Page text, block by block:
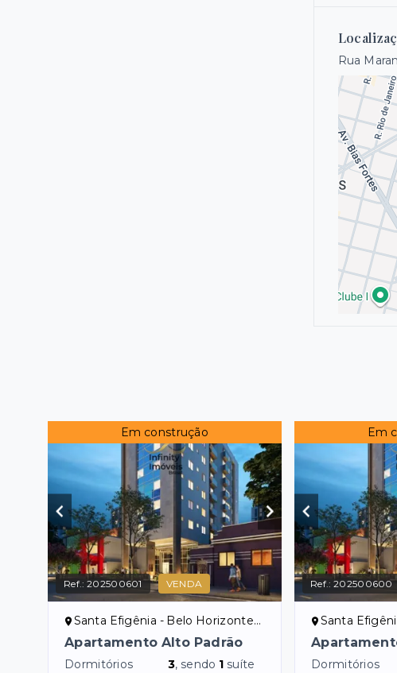
Rua
Em construção
Ref.:202500601 VENDA
Santa Efigênia - Belo Horizonte/MG
Apartamento Alto Padrão
Dormitórios 3, sendo 1 suíte
Em
Ref.:202500600
Santa
Dormitórios